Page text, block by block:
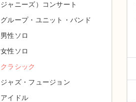
ジャニーズ）コンサート
グループ・ユニット・バンド
男性ソロ
女性ソロ
クラシック
ジャズ・フュージョン
アイドル